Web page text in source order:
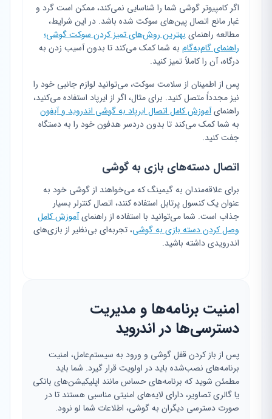
اگر کامپیوتر گوشی شما را شناسایی نمی‌کند، ممکن است گرد و
غبار مانع اتصال پین‌های سوکت شده باشد. در این شرایط،
مطالعه راهنمایبهترین روش‌های تمیز کردن سوکت گوشی؛
راهنمای گام‌به‌گام به شما کمک می‌کند تا بدون آسیب زدن به
درگاه، آن را کاملاً تمیز کنید.
پس از اطمینان از سلامت سوکت، می‌توانید لوازم جانبی خود را
نیز مجدداً متصل کنید. برای مثال، اگر از ایرپاد استفاده می‌کنید،
راهنمایآموزش کامل اتصال ایرپاد به گوشی اندروید و آیفون
به شما کمک می‌کند تا بدون دردسر هدفون خود را به دستگاه
جفت کنید.
اتصال دسته‌های بازی به گوشی
برای علاقه‌مندان به گیمینگ که می‌خواهند از گوشی خود به
عنوان یک کنسول پرتابل استفاده کنند، اتصال کنترلر بسیار
جذاب است. شما می‌توانید با استفاده از راهنمایآموزش کامل
وصل کردن دسته بازی به گوشی، تجربه‌ای بی‌نظیر از بازی‌های
اندرویدی داشته باشید.
امنیت برنامه‌ها و مدیریت
دسترسی‌ها در اندروید
پس از باز کردن قفل گوشی و ورود به سیستم‌عامل، امنیت
برنامه‌های نصب‌شده باید در اولویت قرار گیرد. شما باید
مطمئن شوید که برنامه‌های حساس مانند اپلیکیشن‌های بانکی
یا گالری تصاویر، دارای لایه‌های امنیتی مناسبی هستند تا در
صورت دسترسی دیگران به گوشی، اطلاعات شما لو نرود.